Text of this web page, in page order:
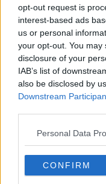
opt-out request is
interest-based ads
us or personal
your opt-out. You
disclosure of your
IAB’s list of
also be disclosed by
Downstream
Personal Data
CONFIRM
La posizione Saavedra
Lo studio-finale
famoso, ha una lunga
ripreso da più scacchisti
posizione iniziale:
Torre in d5; mossa al
In questa situazione è
ottenere la pari ma non
di materiale vince grazie
cattiva del Re nero.
Soluzione: c7, Td6, Rb5,
Td4! il Nero effettua la
cui il Bianco dovrà